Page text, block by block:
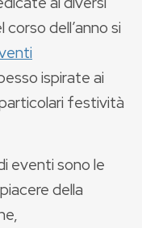
dell’anno si
ispirate ai
festività
eventi sono le
della